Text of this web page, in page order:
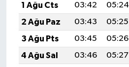
1 Ağu Cts
03:42 05:24
2 Ağu Paz
03:43 05:25
3 Ağu Pts
03:45 05:26
4 Ağu Sal
03:46 05:27